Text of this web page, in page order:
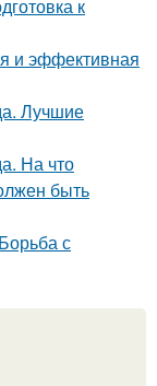
к
и эффективная
Лучшие
На что
быть
с